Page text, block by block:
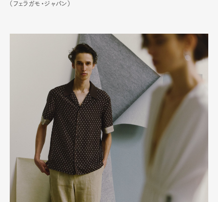
（フェラガモ・ジャパン）